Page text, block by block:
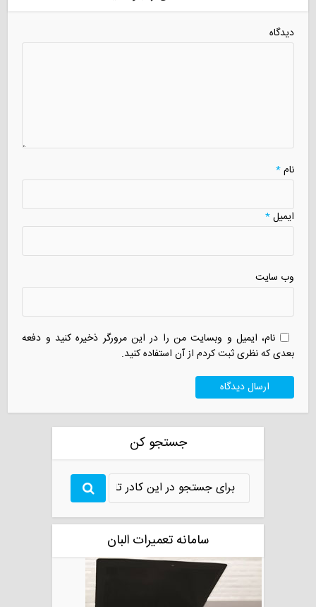
دیدگاه
نام*
ایمیل*
وب سایت
نام، ایمیل و وبسایت من را در این مرورگر ذخیره کنید و دفعه
بعدی که نظری ثبت کردم از آن استفاده کنید.
جستجو کن
سامانه تعمیرات البان